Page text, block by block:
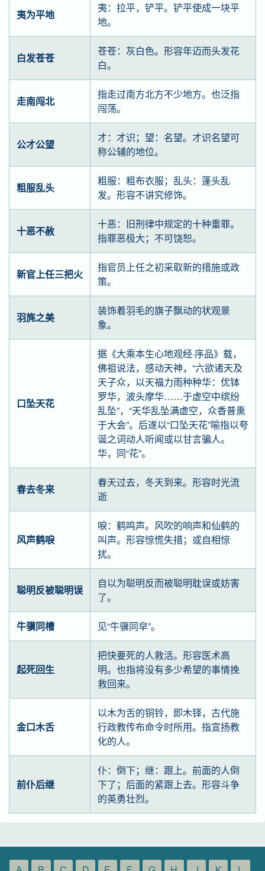
夷为平地
夷：拉平，铲平。铲平使成一块平
地。
白发苍苍
苍苍：灰白色。形容年迈而头发花
白。
走南闯北
指走过南方北方不少地方。也泛指
闯荡。
公才公望
才：才识；望：名望。才识名望可
称公辅的地位。
粗服乱头
粗服：粗布衣服；乱头：蓬头乱
发。形容不讲究修饰。
十恶不赦
十恶：旧刑律中规定的十种重罪。
指罪恶极大；不可饶恕。
新官上任三把火
指官员上任之初采取新的措施或政
策。
羽旄之美
装饰着羽毛的旗子飘动的状观景
象。
口坠天花
据《大乘本生心地观经·序品》载，
佛祖说法，感动天神，“六欲诸天及
天子众，以天福力雨种种华：优钵
罗华，波头摩华……于虚空中缤纷
乱坠”，“天华乱坠满虚空，众香普熏
于大会”。后遂以“口坠天花”喻指以夸
诞之词动人听闻或以甘言骗人。
华，同“花”。
春去冬来
春天过去，冬天到来。形容时光流
逝
风声鹤唳
唳：鹤鸣声。风吹的响声和仙鹤的
叫声。形容惊慌失措；或自相惊
扰。
聪明反被聪明误
自以为聪明反而被聪明耽误或妨害
了。
牛骥同槽 见“牛骥同皁”。
起死回生
把快要死的人救活。形容医术高
明。也指将没有多少希望的事情挽
救回来。
金口木舌
以木为舌的铜铃，即木铎，古代施
行政教传布命令时所用。指宣扬教
化的人。
前仆后继
仆：倒下；继：跟上。前面的人倒
下了；后面的紧跟上去。形容斗争
的英勇壮烈。